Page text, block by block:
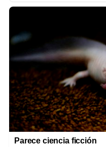
Parece ciencia ficción